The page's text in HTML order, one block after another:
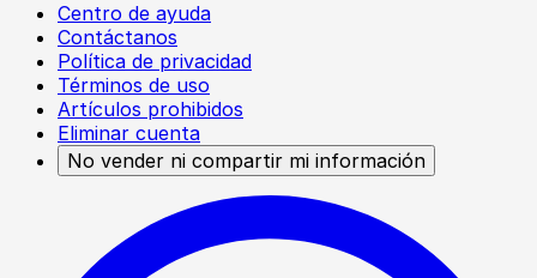
Centro de ayuda
Contáctanos
Política de privacidad
Términos de uso
Artículos prohibidos
Eliminar cuenta
No vender ni compartir mi información